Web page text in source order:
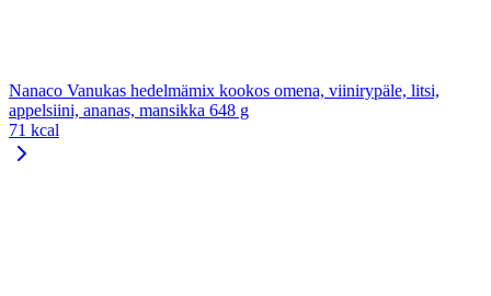
Nanaco Vanukas hedelmämix kookos omena, viinirypäle, litsi,
appelsiini, ananas, mansikka 648 g
71 kcal